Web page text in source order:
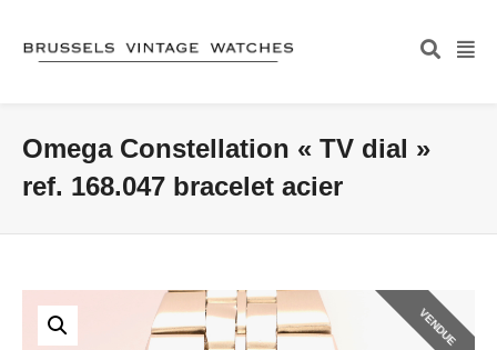
Omega Constellation « TV dial »
ref. 168.047 bracelet acier
VENDUE